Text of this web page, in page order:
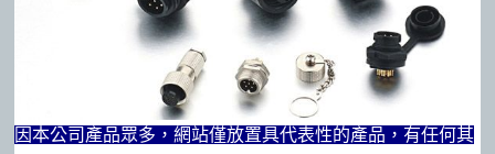
因本公司產品眾多，網站僅放置具代表性的產品，有任何其